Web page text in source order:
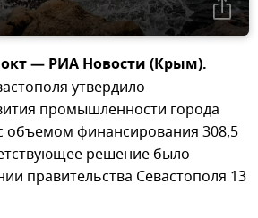
— РИА Новости (Крым).
утвердило
промышленности города
объемом финансирования 308,5
решение было
правительства Севастополя 13